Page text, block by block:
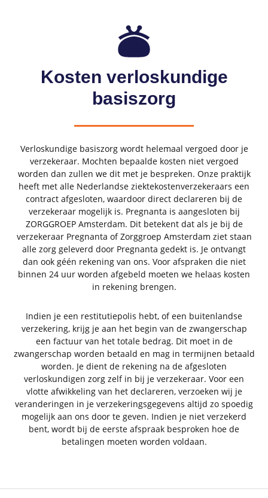
Kosten verloskundige
basiszorg
Verloskundige basiszorg wordt helemaal vergoed door je
verzekeraar. Mochten bepaalde kosten niet vergoed
worden dan zullen we dit met je bespreken. Onze praktijk
heeft met alle Nederlandse ziektekostenverzekeraars een
contract afgesloten, waardoor direct declareren bij de
verzekeraar mogelijk is. Pregnanta is aangesloten bij
ZORGGROEP Amsterdam. Dit betekent dat als je bij de
verzekeraar Pregnanta of Zorggroep Amsterdam ziet staan
alle zorg geleverd door Pregnanta gedekt is. Je ontvangt
dan ook géén rekening van ons. Voor afspraken die niet
binnen 24 uur worden afgebeld moeten we helaas kosten
in rekening brengen.
Indien je een restitutiepolis hebt, of een buitenlandse
verzekering, krijg je aan het begin van de zwangerschap
een factuur van het totale bedrag. Dit moet in de
zwangerschap worden betaald en mag in termijnen betaald
worden. Je dient de rekening na de afgesloten
verloskundigen zorg zelf in bij je verzekeraar. Voor een
vlotte afwikkeling van het declareren, verzoeken wij je
veranderingen in je verzekeringsgegevens altijd zo spoedig
mogelijk aan ons door te geven. Indien je niet verzekerd
bent, wordt bij de eerste afspraak besproken hoe de
betalingen moeten worden voldaan.